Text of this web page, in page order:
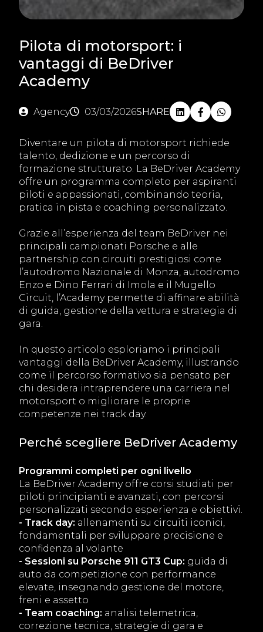
Pilota di motorsport: i
vantaggi di BeDriver
Academy
Agency 03/03/2026SHARE
Diventare un pilota di motorsport richiede
talento, dedizione e un percorso di
formazione strutturato. La BeDriver Academy
offre un programma completo per aspiranti
piloti e appassionati, combinando teoria,
pratica in pista e coaching personalizzato.
Grazie all’esperienza del team BeDriver nei
principali campionati Porsche e alle
partnership con circuiti prestigiosi come
l’autodromo Nazionale di Monza, autodromo
Enzo e Dino Ferrari di Imola e il Mugello
Circuit, l’Academy permette di affinare abilità
di guida, gestione della vettura e strategia di
gara.
In questo articolo esploriamo i principali
vantaggi della BeDriver Academy, illustrando
come il percorso formativo sia pensato per
chi desidera intraprendere una carriera nel
motorsport o migliorare le proprie
competenze nei track day.
Perché scegliere BeDriver Academy
Programmi completi per ogni livello
La BeDriver Academy offre corsi studiati per
piloti principianti e avanzati, con percorsi
personalizzati secondo esperienza e obiettivi.
- Track day: allenamenti su circuiti iconici,
fondamentali per sviluppare precisione e
confidenza al volante
- Sessioni su Porsche 911 GT3 Cup: guida di
auto da competizione con performance
elevate, insegnando gestione del motore,
freni e assetto
- Team coaching: analisi telemetrica,
correzione tecnica, strategie di gara e